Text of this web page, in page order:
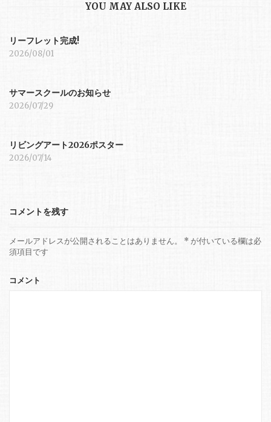
YOU MAY ALSO LIKE
リーフレット完成!
2026/08/01
サマースクールのお知らせ
2026/07/29
リビングアート2026ポスター
2026/07/14
コメントを残す
メールアドレスが公開されることはありません。 * が付いている欄は必
須項目です
コメント